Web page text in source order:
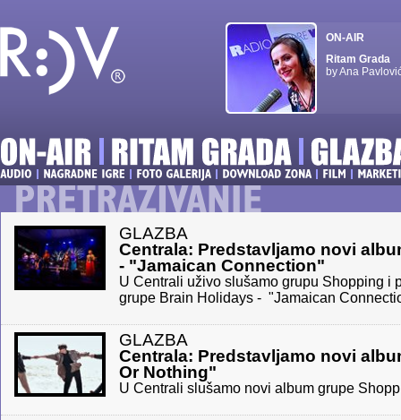
ON-AIR
Ritam Grada
by Ana
GLAZBA
Centrala: Predstavljamo novi
- "Jamaican Connection"
U Centrali uživo slušamo grupu Shopping i
grupe Brain Holidays - "Jamaican
GLAZBA
Centrala: Predstavljamo novi
Or Nothing"
U Centrali slušamo novi album grupe